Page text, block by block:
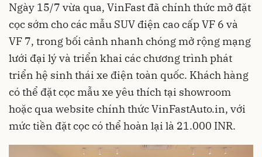
Ngày 15/7 vừa qua, VinFast đã chính thức mở đặt
cọc sớm cho các mẫu SUV điện cao cấp VF 6 và
VF 7, trong bối cảnh nhanh chóng mở rộng mạng
lưới đại lý và triển khai các chương trình phát
triển hệ sinh thái xe điện toàn quốc. Khách hàng
có thể đặt cọc mẫu xe yêu thích tại showroom
hoặc qua website chính thức VinFastAuto.in, với
mức tiền đặt cọc có thể hoàn lại là 21.000 INR.